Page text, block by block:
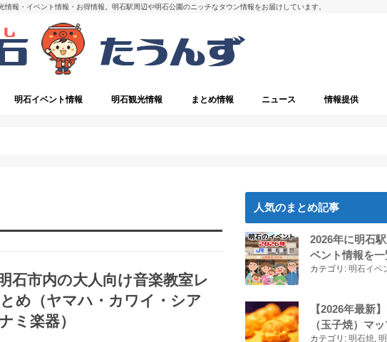
報・イベント情報・お得情報。明石駅周辺や明石公園のニッチなタウン情報をお届けしています。
明石イベント情報 明石観光情報 まとめ情報 ニュース 情報提供
石市内の大人向け音楽教室レ
め（ヤマハ・カワイ・シア
ミ楽器）
人気のまとめ記事
2026年に明石
ベント情報を
カテゴリ: 明石イベ
【2026年最新
（玉子焼）マ
カテゴリ: 明石焼